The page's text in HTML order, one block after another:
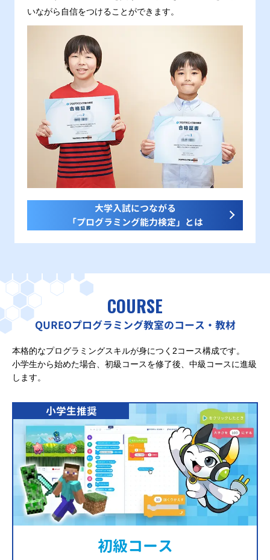
いながら自信をつけることができます。
大学入試につながる
「プログラミング能力検定」とは
COURSE
QUREOプログラミング教室のコース・教材
本格的なプログラミングスキルが身につく2コース構成です。
小学生から始めた場合、初級コースを修了後、中級コースに進級
します。
小学生推奨
初級コース